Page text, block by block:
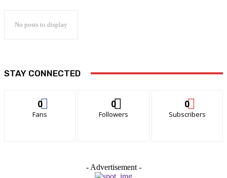
No posts to display
STAY CONNECTED
0
Fans
0
Followers
0
Subscribers
- Advertisement -